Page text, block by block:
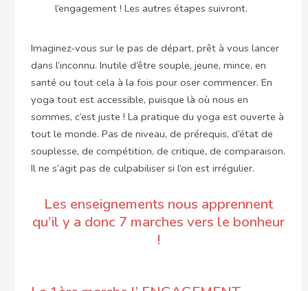
l’engagement ! Les autres étapes suivront.
Imaginez-vous sur le pas de départ, prêt à vous lancer
dans l’inconnu. Inutile d’être souple, jeune, mince, en
santé ou tout cela à la fois pour oser commencer. En
yoga tout est accessible, puisque là où nous en
sommes, c’est juste ! La pratique du yoga est ouverte à
tout le monde. Pas de niveau, de prérequis, d’état de
souplesse, de compétition, de critique, de comparaison.
Il ne s’agit pas de culpabiliser si l’on est irrégulier.
Les enseignements nous apprennent
qu’il y a donc 7 marches vers le bonheur
!